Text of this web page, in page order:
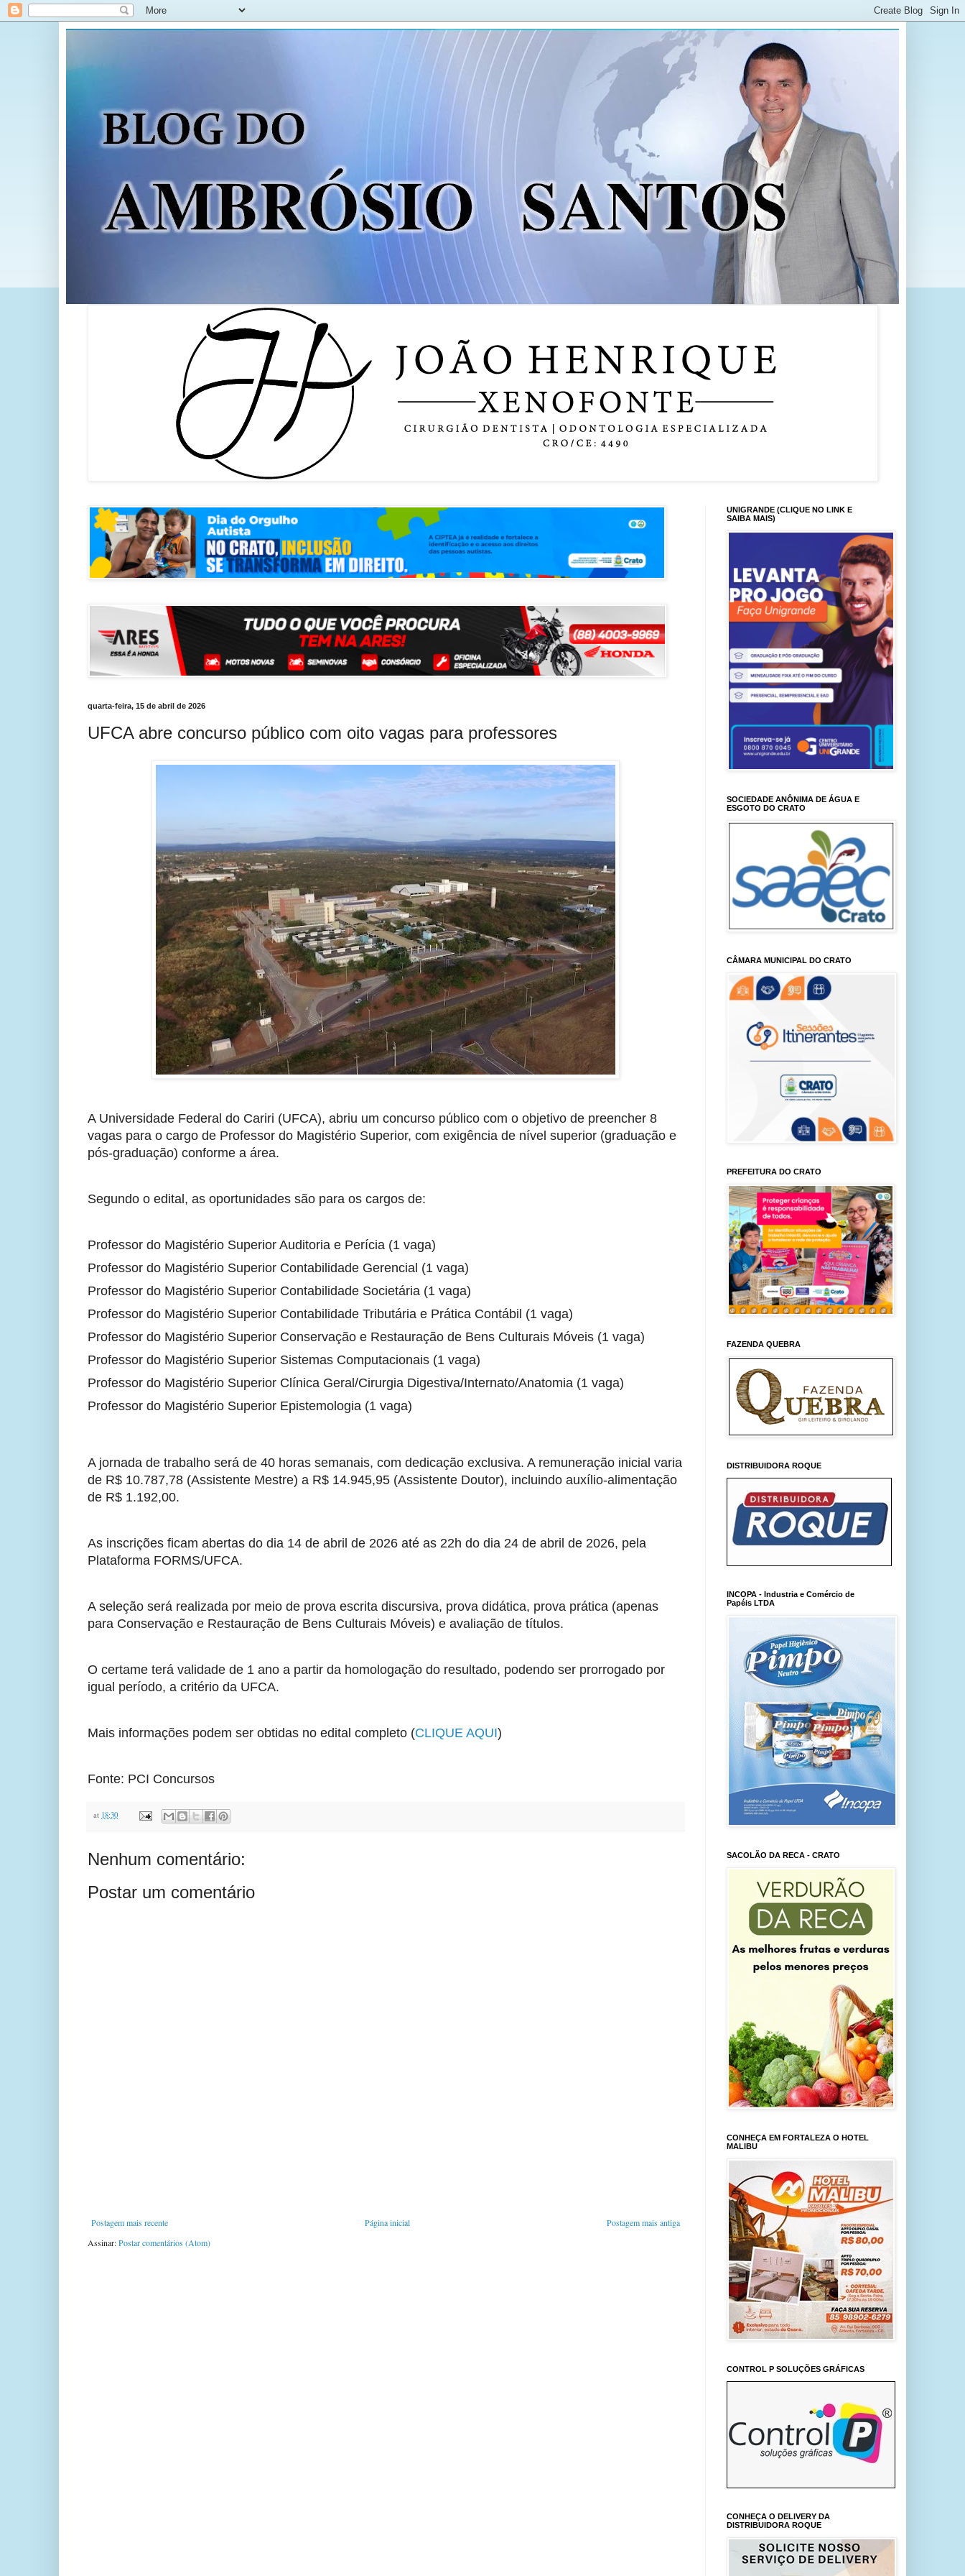
quarta-feira, 15 de abril de 2026
UFCA abre concurso público com oito vagas para professores
A Universidade Federal do Cariri (UFCA), abriu um concurso público com o objetivo de preencher 8
vagas para o cargo de Professor do Magistério Superior, com exigência de nível superior (graduação e
pós-graduação) conforme a área.
Segundo o edital, as oportunidades são para os cargos de:
Professor do Magistério Superior Auditoria e Perícia (1 vaga)
Professor do Magistério Superior Contabilidade Gerencial (1 vaga)
Professor do Magistério Superior Contabilidade Societária (1 vaga)
Professor do Magistério Superior Contabilidade Tributária e Prática Contábil (1 vaga)
Professor do Magistério Superior Conservação e Restauração de Bens Culturais Móveis (1 vaga)
Professor do Magistério Superior Sistemas Computacionais (1 vaga)
Professor do Magistério Superior Clínica Geral/Cirurgia Digestiva/Internato/Anatomia (1 vaga)
Professor do Magistério Superior Epistemologia (1 vaga)
A jornada de trabalho será de 40 horas semanais, com dedicação exclusiva. A remuneração inicial varia
de R$ 10.787,78 (Assistente Mestre) a R$ 14.945,95 (Assistente Doutor), incluindo auxílio-alimentação
de R$ 1.192,00.
As inscrições ficam abertas do dia 14 de abril de 2026 até as 22h do dia 24 de abril de 2026, pela
Plataforma FORMS/UFCA.
A seleção será realizada por meio de prova escrita discursiva, prova didática, prova prática (apenas
para Conservação e Restauração de Bens Culturais Móveis) e avaliação de títulos.
O certame terá validade de 1 ano a partir da homologação do resultado, podendo ser prorrogado por
igual período, a critério da UFCA.
Mais informações podem ser obtidas no edital completo (CLIQUE AQUI)
Fonte: PCI Concursos
at 18:30
Nenhum comentário:
Postar um comentário
Postagem mais recente Postagem mais antiga
Página inicial
Assinar:Postar comentários (Atom)
UNIGRANDE (CLIQUE NO LINK E
SAIBA MAIS)
SOCIEDADE ANÔNIMA DE ÁGUA E
ESGOTO DO CRATO
CÂMARA MUNICIPAL DO CRATO
PREFEITURA DO CRATO
FAZENDA QUEBRA
DISTRIBUIDORA ROQUE
INCOPA - Industria e Comércio de
Papéis LTDA
SACOLÃO DA RECA - CRATO
CONHEÇA EM FORTALEZA O HOTEL
MALIBU
CONTROL P SOLUÇÕES GRÁFICAS
CONHEÇA O DELIVERY DA
DISTRIBUIDORA ROQUE